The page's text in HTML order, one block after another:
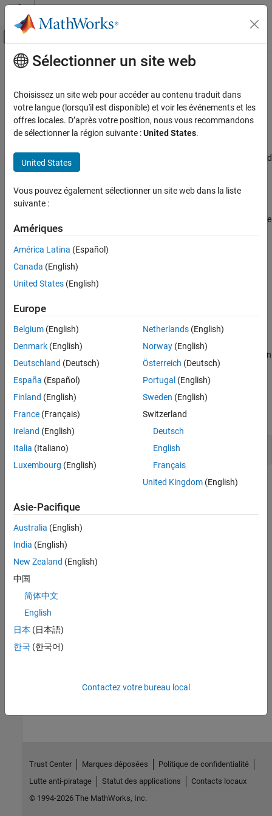
Passer au contenu
Activer/désactiver l'affichage du menu
Accueil de la documentation
Embedded Coder
Deployment, Integration, and Supported
Hardware
ARM Cortex-R Processors
Base rate task priority
ON THIS PAGE
Description
Dependencies
Settings
Examples
Programmatic Use
Version History
Contenu principal
Base rate task priority
Static priority of base rate task of Simulinkmodel
expand all in page
or Embedded Coder Hardware Support Package / Hardware board
settings / Operating system/scheduler
Description
parameter sets the static priority of the
base rate task of the Simulink
hardware.
Dependencies
Settings
14 (default)
The static priority of the base rate task of the Simulink model when
deployed to the hardware.
Examples
expand all
Set Base Rate Task Priority
Recommended Settings
No recommendation.
Programmatic Use
Version History
See Also
Hardware Implementation Pane: ARM Cortex-R Processors
How useful was this information?
Sélectionner un site web
Choisissez un site web pour accéder au contenu traduit dans
votre langue (lorsqu'il est disponible) et voir les événements et les
offres locales. D’après votre position, nous vous recommandons
de sélectionner la région suivante :United States.
United States
Vous pouvez également sélectionner un site web dans la liste
suivante :
Amériques
América Latina (Español)
Canada (English)
United States (English)
Europe
Belgium (English)
Denmark (English)
Deutschland (Deutsch)
España (Español)
Finland (English)
France (Français)
Ireland (English)
Italia (Italiano)
Luxembourg (English)
Netherlands(English)
Norway(English)
Österreich (Deutsch)
Portugal (English)
Sweden (English)
Switzerland
Deutsch
English
Français
United Kingdom(English)
Asie-Pacifique
Australia (English)
India (English)
New Zealand (English)
中国
简体中文
English
日本 (日本語)
한국 (한국어)
Contactez votre bureau local
Trust Center Marques déposées
Politique de confidentialité
Lutte anti-piratage
Statut des applications
Contacts locaux
© 1994-2026 The MathWorks, Inc.